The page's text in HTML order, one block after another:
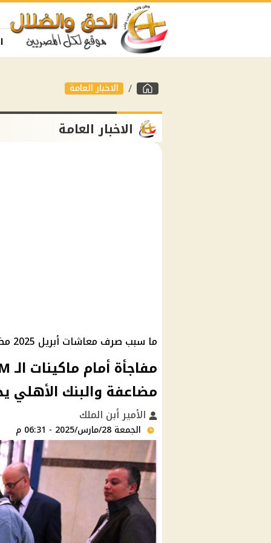
الاخبار العامة
الاخبار العامة
ما سبب صرف معاشات أبريل 2025 مضاعفة
مضاعفة والبنك الأهلي
الأمير أبن الملك
الجمعة 28/مارس/2025 - 06:31 م